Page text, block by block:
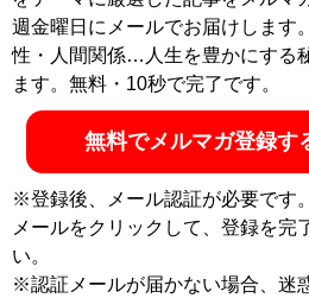
週金曜日にメールでお届けします
性・人間関係…人生を豊かにする
ます。無料・10秒で完了です。
無料でメルマガ登録
※登録後、メール認証が必要です
メールをクリックして、登録を完
い。
※認証メールが届かない場合、迷